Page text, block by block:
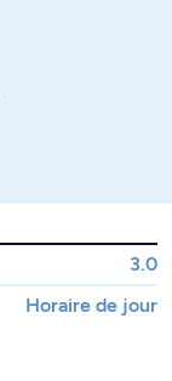
3.0
Horaire de jour